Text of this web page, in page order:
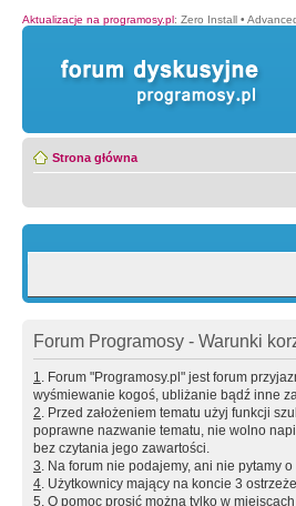
Aktualizacje na programosy.pl: Zero Install •
Strona główna
Forum Programosy - Warunki
1. Forum "Programosy.pl" jest forum
wyśmiewanie kogoś, ubliżanie bądź inne
2. Przed założeniem tematu użyj funkcji
poprawne nazwanie tematu, nie wolno
bez czytania jego zawartości.
3. Na forum nie podajemy, ani nie pytamy
4. Użytkownicy mający na koncie 3
5. O pomoc prosić można tylko w